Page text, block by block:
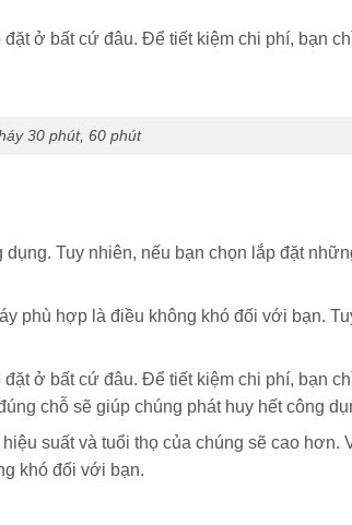
ở bất cứ đâu. Để tiết kiệm chi phí, bạn
30 phút, 60 phút
Tuy nhiên, nếu bạn chọn lắp đặt
phù hợp là điều không khó đối với bạn.
ở bất cứ đâu. Để tiết kiệm chi phí, bạn
chỗ sẽ giúp chúng phát huy hết công
suất và tuổi thọ của chúng sẽ cao hơn.
khó đối với bạn.